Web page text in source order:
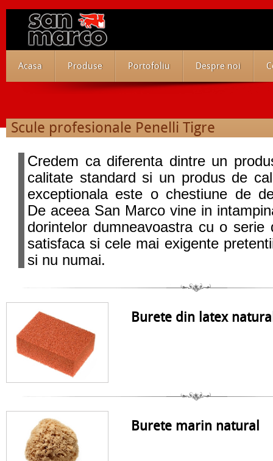
Acasa Produse Portofoliu Despre noi
Scule profesionale Penelli Tigre
Credem ca diferenta dintre un
calitate standard si un produs de
exceptionala este o chestiune de
De aceea San Marco vine in
dorintelor dumneavoastra cu o serie
satisfaca si cele mai exigente
si nu numai.
Burete din latex
Burete marin natural